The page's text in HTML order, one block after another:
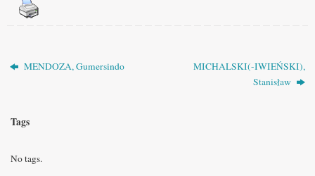
MENDOZA, Gumersindo
MICHALSKI(-IWIEŃSKI),
Stanisław
Tags
No tags.